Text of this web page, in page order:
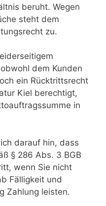
beruht. Wegen
steht dem
zu.
dem Kunden
ein Rücktrittsrecht
Kiel berechtigt,
in
darauf hin, dass
§ 286 Abs. 3 BGB
wenn Sie nicht
Fälligkeit und
Zahlung leisten.